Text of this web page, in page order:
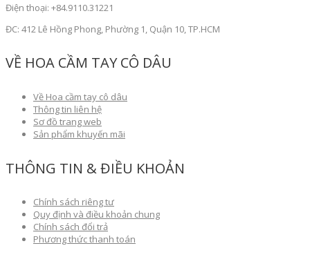
Điện thoại: +84.9110.31221
ĐC: 412 Lê Hồng Phong, Phường 1, Quận 10, TP.HCM
VỀ HOA CẦM TAY CÔ DÂU
Về Hoa cầm tay cô dâu
Thông tin liên hệ
Sơ đồ trang web
Sản phẩm khuyến mãi
THÔNG TIN & ĐIỀU KHOẢN
Chính sách riêng tư
Quy định và điều khoản chung
Chính sách đổi trả
Phương thức thanh toán